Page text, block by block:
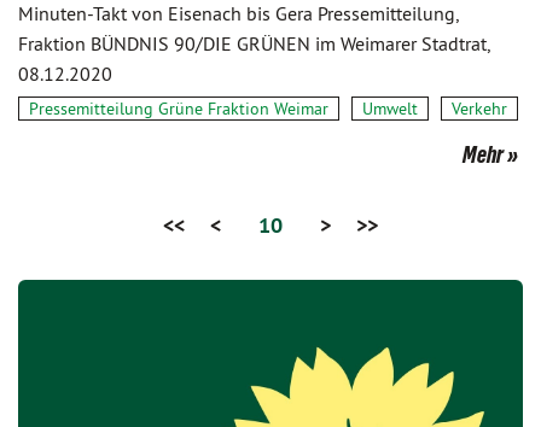
Minuten-Takt von Eisenach bis Gera Pressemitteilung,
Fraktion BÜNDNIS 90/DIE GRÜNEN im Weimarer Stadtrat,
08.12.2020
Pressemitteilung Grüne Fraktion Weimar Umwelt Verkehr
Mehr
<< < 10 > >>